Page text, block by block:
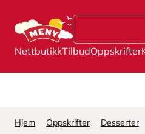
NettbutikkTilbudOppskrifter
Hjem Oppskrifter Desserter